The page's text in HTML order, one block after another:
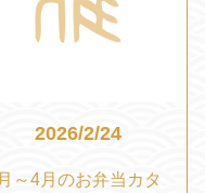
2026/2/24
～4月のお弁当カタ